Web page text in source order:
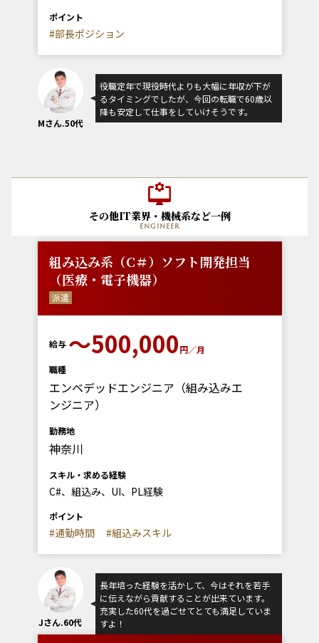
ポイント
#部長ポジション
Mさん.50代
役職定年で現役時代よりも大幅に年収が下が
るタイミングでしたが、今回の転職で60歳以
降も安定して仕事をしていけそうです。
その他IT業界・機械系など一例
engineer
組み込み系（C＃）ソフト開発担当
（医療・電子機器）
派遣
給与 〜500,000円／月
職種
エンベデッドエンジニア（組み込みエ
ンジニア）
勤務地
神奈川
スキル・求める経験
C#、組込み、UI、PL経験
ポイント
#通勤時間 #組込みスキル
Jさん.60代
長年培った経験を活かして、今はそれを若手
に伝えながら貢献することが出来ています。
充実した60代を過ごせてとても満足していま
すよ！